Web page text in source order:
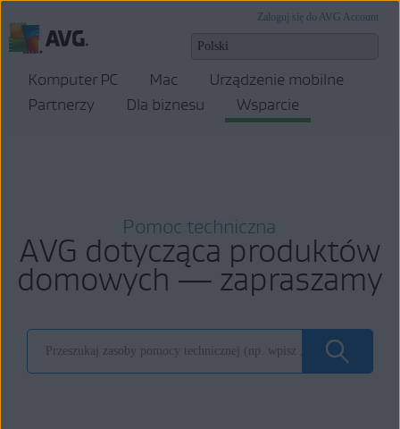
Zaloguj się do AVG Account
Komputer PC Mac
Urządzenie mobilne
Partnerzy
Dla biznesu Wsparcie
Pomoc techniczna
AVG dotycząca produktów
domowych — zapraszamy